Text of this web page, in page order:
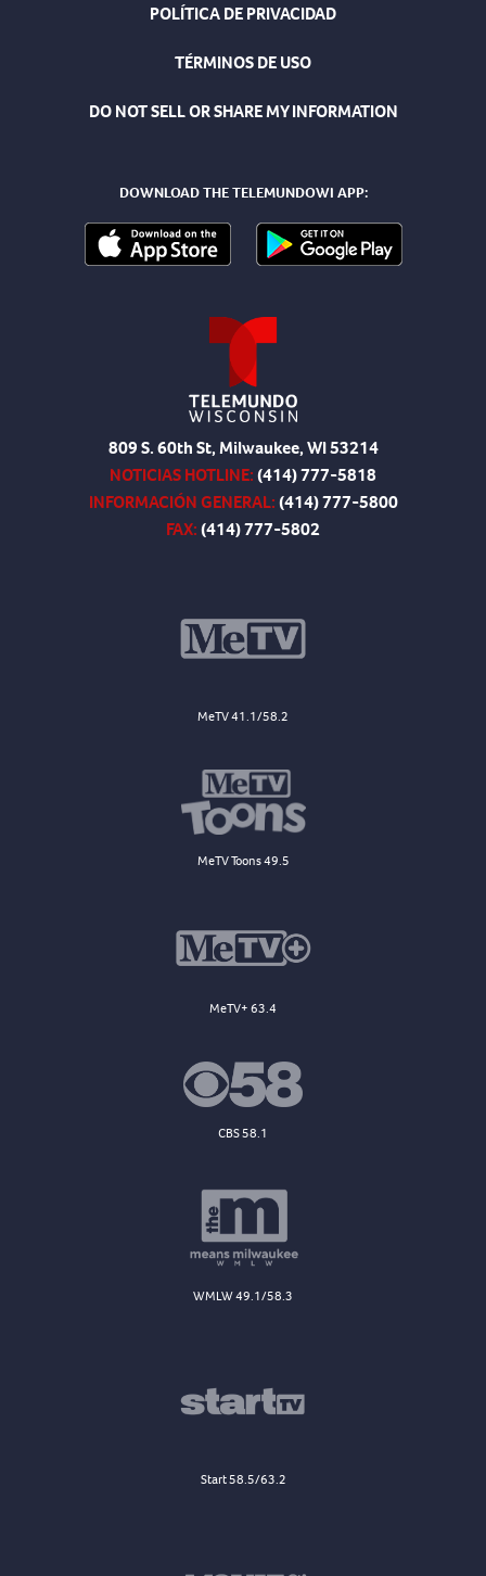
POLÍTICA DE PRIVACIDAD
TÉRMINOS DE USO
DO NOT SELL OR SHARE MY INFORMATION
DOWNLOAD THE TELEMUNDOWI APP:
809 S. 60th St, Milwaukee, WI 53214
NOTICIAS HOTLINE:(414) 777-5818
INFORMACIÓN GENERAL:(414) 777-5800
FAX:(414) 777-5802
MeTV 41.1/58.2
MeTV Toons 49.5
MeTV+ 63.4
CBS 58.1
WMLW 49.1/58.3
Start 58.5/63.2